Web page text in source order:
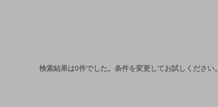
検索結果は0件でした。 条件を変更してお試しください。